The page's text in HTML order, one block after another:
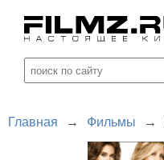
Главная → Фильмы →